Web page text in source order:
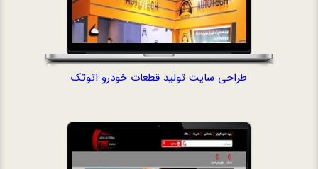
طراحی سایت تولید قطعات خودرو اتوتک